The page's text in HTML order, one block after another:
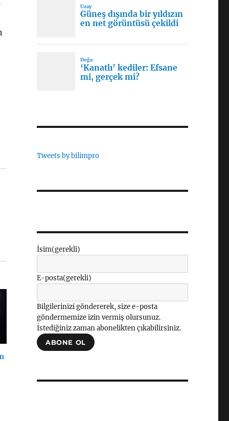
Tweets by bilimpro
İsim(gerekli)
E-posta(gerekli)
Bilgilerinizi göndererek, size e-posta
göndermemize izin vermiş olursunuz.
İstediğiniz zaman abonelikten çıkabilirsiniz.
ABONE OL